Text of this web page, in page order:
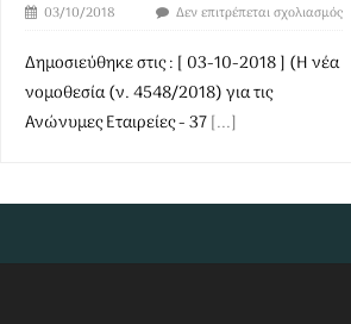
03/10/2018 Δεν επιτρέπεται σχολιασμός
Δημοσιεύθηκε στις : [ 03-10-2018 ] (Η νέα
νομοθεσία (ν. 4548/2018) για τις
Ανώνυμες Εταιρείες - 37[...]